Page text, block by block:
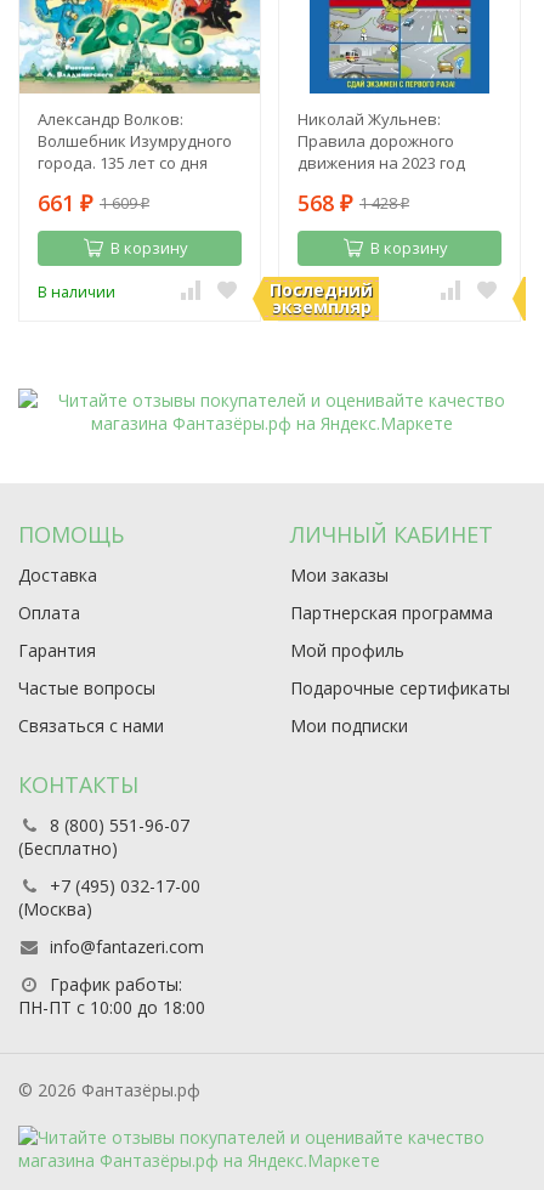
Александр Волков:
Волшебник Изумрудного
города. 135 лет со дня
661 ₽ 1 609₽
В корзину
В наличии Последний
экземпляр
Николай Жульнев:
Правила дорожного
движения на 2023 год
568 ₽ 1 428₽
В корзину
В наличии
ПОМОЩЬ
Доставка
Оплата
Гарантия
Частые вопросы
Связаться с нами
ЛИЧНЫЙ КАБИНЕТ
Мои заказы
Партнерская программа
Мой профиль
Подарочные сертификаты
Мои подписки
КОНТАКТЫ
8 (800) 551-96-07
(Бесплатно)
+7 (495) 032-17-00
(Москва)
info@fantazeri.com
График работы:
ПН-ПТ с 10:00 до 18:00
© 2026 Фантазёры.рф